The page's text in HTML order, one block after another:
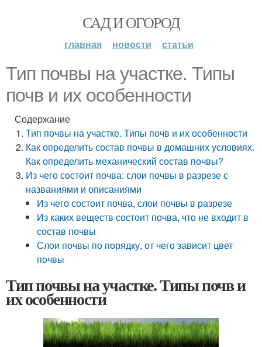
САД И ОГОРОД
главная новости статьи
Тип почвы на участке. Типы
почв и их особенности
Содержание
Тип почвы на участке. Типы почв и их особенности
Как определить состав почвы в домашних условиях.
Как определить механический состав почвы?
Из чего состоит почва: слои почвы в разрезе с
названиями и описаниями
Из чего состоит почва, слои почвы в разрезе
Из каких веществ состоит почва, что не входит в
состав почвы
Слои почвы по порядку, от чего зависит цвет
почвы
Тип почвы на участке. Типы почв и
их особенности